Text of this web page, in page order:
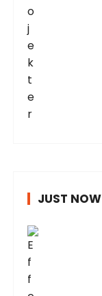
JUST NOW